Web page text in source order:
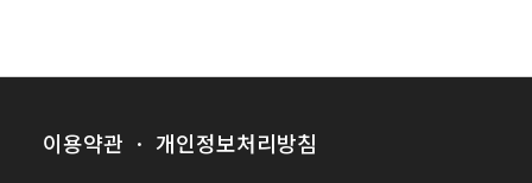
이용약관 · 개인정보처리방침